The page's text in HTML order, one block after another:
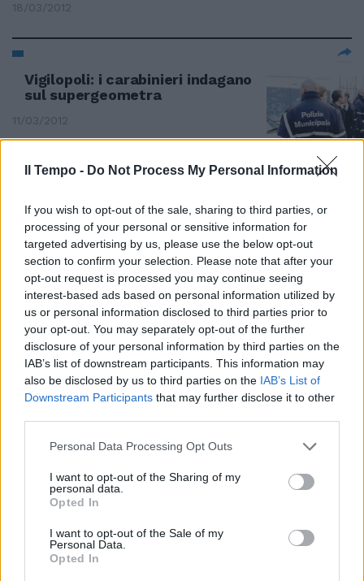
Il Tempo - Do Not Process My Personal Information
If you wish to opt-out of the sale, sharing to third parties, or
processing of your personal or sensitive information for
targeted advertising by us, please use the below opt-out
section to confirm your selection. Please note that after your
opt-out request is processed you may continue seeing
interest-based ads based on personal information utilized by
us or personal information disclosed to third parties prior to
your opt-out. You may separately opt-out of the further
disclosure of your personal information by third parties on the
IAB’s list of downstream participants. This information may
also be disclosed by us to third parties on the IAB’s List of
Downstream Participants that may further disclose it to other
Personal Data Processing Opt Outs
I want to opt-out of the Sharing of my
personal data.
Opted In
I want to opt-out of the Sale of my
Personal Data.
Opted In
18/03/2012
Vigilopoli: i carabinieri indagano
sul supergeometra
11/03/2012
sulla camorra Mario Balotelli è
stato ascoltato, negli uffici
della procura di Napoli, dai pm
che indagano sul presunto
riciclaggio di soldi della
camorra.
18/09/2011
P4: "La casa di Tremonti è
pagata da Milanese"
10/07/2011
Sulla lobby P3 la testimonianza
di Formigoni
08/08/2010